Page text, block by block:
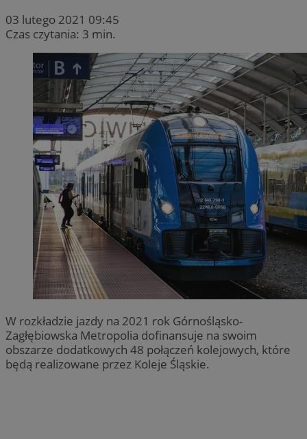
03 lutego 2021 09:45
Czas czytania: 3 min.
W rozkładzie jazdy na 2021 rok Górnośląsko-
Zagłębiowska Metropolia dofinansuje na swoim
obszarze dodatkowych 48 połączeń kolejowych, które
będą realizowane przez Koleje Śląskie.